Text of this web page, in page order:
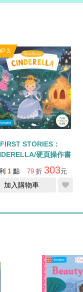
3
FIRST STORIES：
硬頁操作書
1 點 79 折 303元
加入購物車